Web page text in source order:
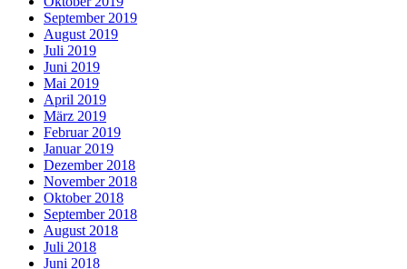
September 2019
August 2019
Juli 2019
Juni 2019
Mai 2019
April 2019
März 2019
Februar 2019
Januar 2019
Dezember 2018
November 2018
Oktober 2018
September 2018
August 2018
Juli 2018
Juni 2018